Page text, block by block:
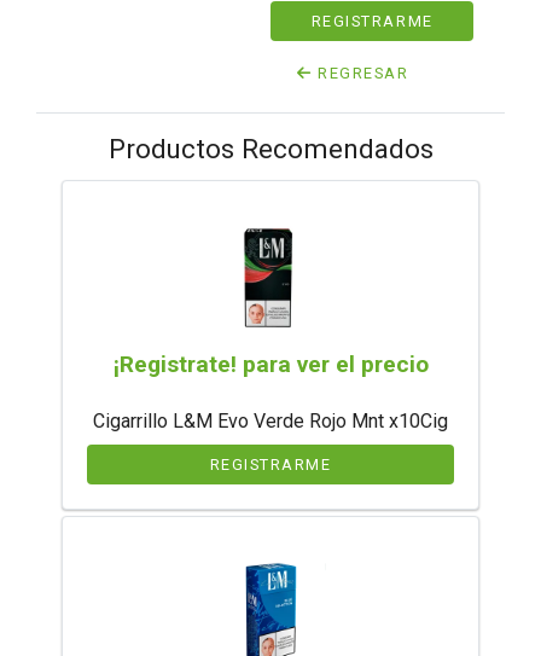
REGISTRARME
REGRESAR
Productos Recomendados
¡Registrate! para ver el precio
Cigarrillo L&M Evo Verde Rojo Mnt x10Cig
REGISTRARME